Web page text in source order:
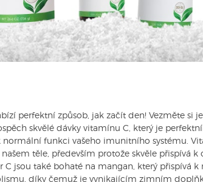
perfektní způsob, jak začít den! Vezměte si
skvělé dávky vitamínu C, který je
normální funkci vašeho imunitního systému.
těle, především protože skvěle přispívá k
C jsou také bohaté na mangan, který přispívá
díky čemuž je vynikajícím zimním